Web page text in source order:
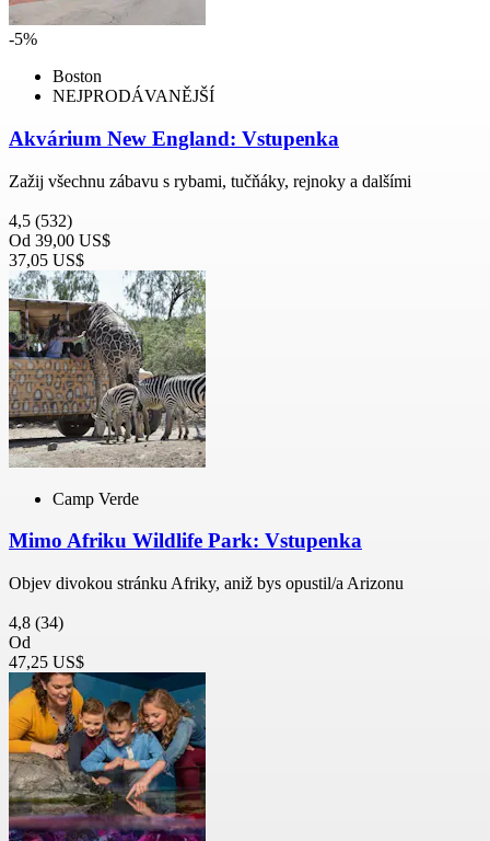
-5%
Boston
NEJPRODÁVANĚJŠÍ
Akvárium New England: Vstupenka
Zažij všechnu zábavu s rybami, tučňáky, rejnoky a dalšími
4,5 (532)
Od 39,00 US$
37,05 US$
Camp Verde
Mimo Afriku Wildlife Park: Vstupenka
Objev divokou stránku Afriky, aniž bys opustil/a Arizonu
4,8 (34)
Od
47,25 US$